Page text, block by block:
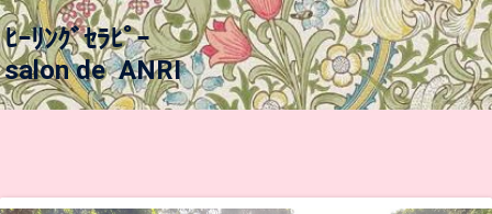
ﾋｰﾘﾝｸﾞｾﾗﾋﾟｰ
salon de ANRI